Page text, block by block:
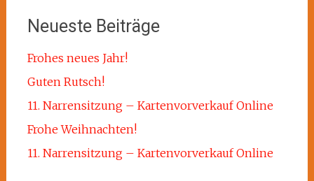
Neueste Beiträge
Frohes neues Jahr!
Guten Rutsch!
11. Narrensitzung – Kartenvorverkauf Online
Frohe Weihnachten!
11. Narrensitzung – Kartenvorverkauf Online